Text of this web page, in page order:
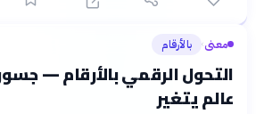
معنى› بالأرقام
التحول الرقمي بالأرقام —
عالم يتغير